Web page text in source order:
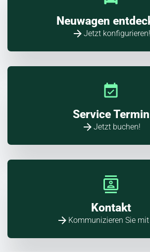
Neuwagen
Jetzt konfigurieren!
Service Termin
Jetzt buchen!
Kontakt
Kommunizieren Sie